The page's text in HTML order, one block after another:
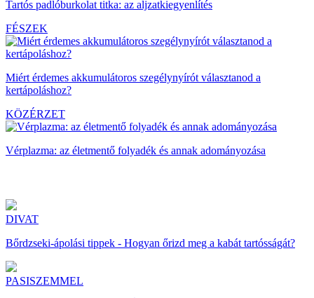
Tartós padlóburkolat titka: az aljzatkiegyenlítés
FÉSZEK
Miért érdemes akkumulátoros szegélynyírót választanod a
kertápoláshoz?
KÖZÉRZET
Vérplazma: az életmentő folyadék és annak adományozása
DIVAT
Bőrdzseki-ápolási tippek - Hogyan őrizd meg a kabát tartósságát?
PASISZEMMEL